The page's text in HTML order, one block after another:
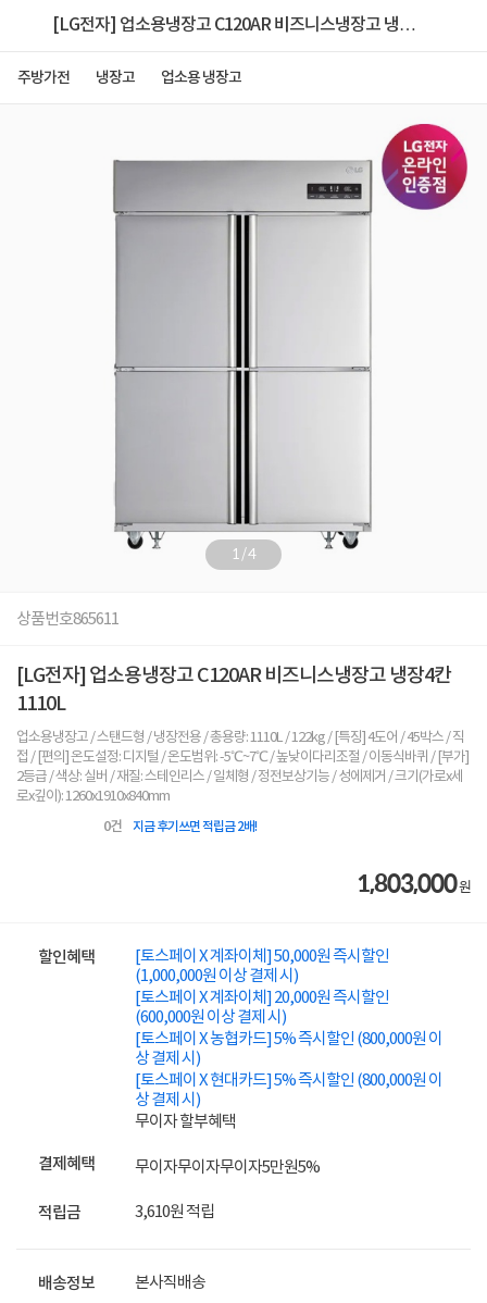
[LG전자] 업소용냉장고 C120AR 비즈니스냉장고 냉장
주방가전 냉장고 업소용 냉장고
1/4
상품번호865611
[LG전자] 업소용냉장고 C120AR 비즈니스냉장고 냉장4칸
1110L
업소용냉장고 / 스탠드형 / 냉장전용 / 총용량: 1110L / 122kg / [특징] 4도어 / 45박스 / 직
접 / [편의] 온도설정: 디지털 / 온도범위: -5℃~7℃ / 높낮이다리조절 / 이동식바퀴 / [부가]
2등급 / 색상: 실버 / 재질: 스테인리스 / 일체형 / 정전보상기능 / 성에제거 / 크기(가로x세
로x깊이): 1260x1910x840mm
0건 지금 후기쓰면 적립금 2배!
1,803,000원
할인혜택
[토스페이 X 계좌이체] 50,000원 즉시할인
(1,000,000원 이상 결제 시)
[토스페이 X 계좌이체] 20,000원 즉시할인
(600,000원 이상 결제 시)
[토스페이 X 농협카드] 5% 즉시할인 (800,000원 이
상 결제 시)
[토스페이 X 현대카드] 5% 즉시할인 (800,000원 이
상 결제 시)
무이자 할부혜택
결제혜택 무이자무이자무이자5만원5%
적립금 3,610원 적립
배송정보 본사직배송